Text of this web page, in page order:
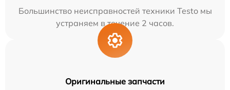
Большинство неисправностей техники Testo мы
устраняем в течение 2 часов.
Оригинальные запчасти